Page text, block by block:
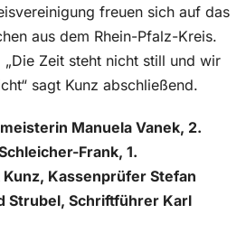
freuen sich auf das
aus dem Rhein-Pfalz-Kreis.
„Die Zeit steht nicht still und wir
sagt Kunz abschließend.
Manuela Vanek, 2.
Frank, 1.
Kassenprüfer Stefan
Strubel, Schriftführer Karl